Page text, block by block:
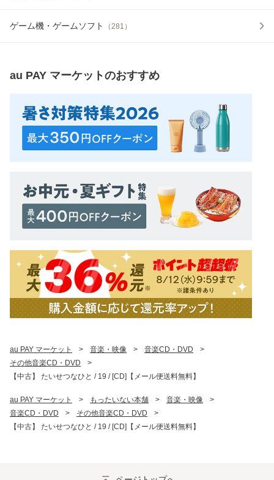
ゲーム機・ゲームソフト （281 ）
au PAY マーケットのおすすめ
au PAY マーケット > 音楽・映像 > 音楽CD・DVD
>
その他音楽CD・DVD
>
【中古】 たいせつなひと / 19 / [CD]【メール便送料無料】
au PAY マーケット > もったいない本舗 > 音楽・映像
>
音楽CD・DVD
> その他音楽CD・DVD
>
【中古】 たいせつなひと / 19 / [CD]【メール便送料無料】